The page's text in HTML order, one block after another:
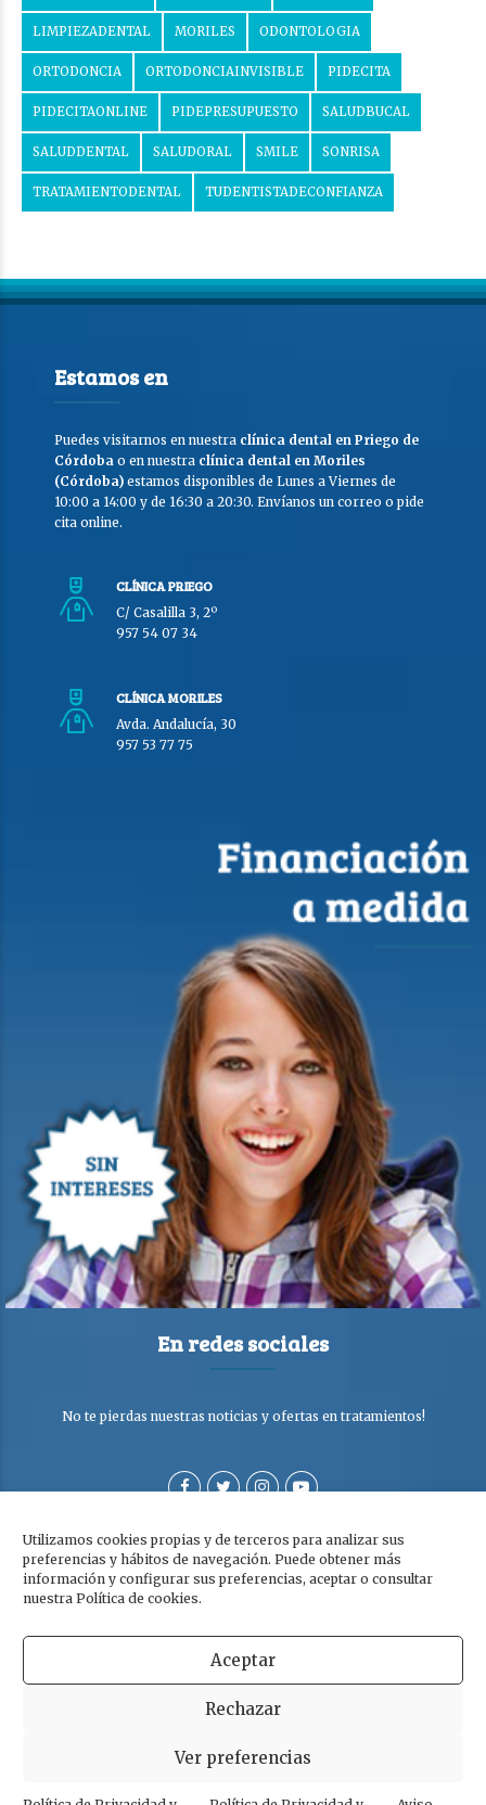
Utilizamos cookies propias y de terceros para analizar sus
preferencias y hábitos de navegación. Puede obtener más
información y configurar sus preferencias, aceptar o consultar
nuestra Política de cookies.
Aceptar
Rechazar
Ver preferencias
LIMPIEZADENTAL MORILES ODONTOLOGIA
ORTODONCIA ORTODONCIAINVISIBLE PIDECITA
PIDECITAONLINE PIDEPRESUPUESTO SALUDBUCAL
SALUDDENTAL SALUDORAL SMILE SONRISA
TRATAMIENTODENTAL TUDENTISTADECONFIANZA
Estamos en
Puedes visitarnos en nuestra clínica dental en Priego de
Córdoba o en nuestra clínica dental en Moriles
(Córdoba) estamos disponibles de Lunes a Viernes de
10:00 a 14:00 y de 16:30 a 20:30. Envíanos un correo o pide
cita online.
CLÍNICA PRIEGO
C/ Casalilla 3, 2º
957 54 07 34
CLÍNICA MORILES
Avda. Andalucía, 30
957 53 77 75
En redes sociales
No te pierdas nuestras noticias y ofertas en tratamientos!
Copyright © Clínica Dra. Olga Cabezuelo 2026. Todos los derechos
Aviso legal|Política de privacidad y cookies